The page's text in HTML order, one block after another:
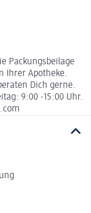
Packungsbeilage
Ihrer Apotheke.
Dich gerne.
9:00 -15:00 Uhr.